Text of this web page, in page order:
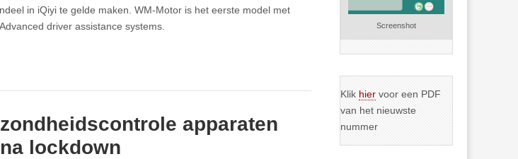
in iQiyi te gelde maken. WM-Motor is het eerste model met
Advanced driver assistance systems.
apparaten
lockdown
Screenshot
Klik hier voor een PDF
van het nieuwste
nummer